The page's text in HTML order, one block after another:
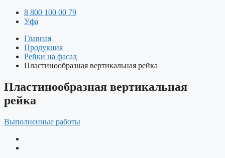
8 800 100 00 79
Уфа
Главная
Продукция
Рейки на фасад
Пластинообразная вертикальная рейка
Пластинообразная вертикальная
рейка
Выполненные работы